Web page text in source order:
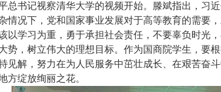
总书记视察清华大学的视频开始。滕斌指出，习
情况下，党和国家事业发展对于高等教育的需要
以学习为重，勇于承担社会责任，不要辜负时光
势，树立伟大的理想目标。作为国商院学生，要
见解，努力在为人民服务中茁壮成长、在艰苦奋
方绽放绚丽之花。